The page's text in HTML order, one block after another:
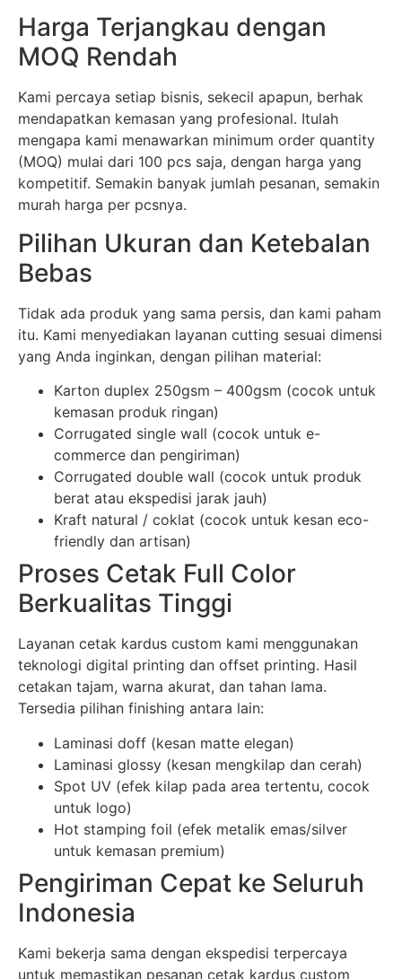
Harga Terjangkau dengan
MOQ Rendah
Kami percaya setiap bisnis, sekecil apapun, berhak
mendapatkan kemasan yang profesional. Itulah
mengapa kami menawarkan minimum order quantity
(MOQ) mulai dari 100 pcs saja, dengan harga yang
kompetitif. Semakin banyak jumlah pesanan, semakin
murah harga per pcsnya.
Pilihan Ukuran dan Ketebalan
Bebas
Tidak ada produk yang sama persis, dan kami paham
itu. Kami menyediakan layanan cutting sesuai dimensi
yang Anda inginkan, dengan pilihan material:
Karton duplex 250gsm – 400gsm (cocok untuk
kemasan produk ringan)
Corrugated single wall (cocok untuk e-
commerce dan pengiriman)
Corrugated double wall (cocok untuk produk
berat atau ekspedisi jarak jauh)
Kraft natural / coklat (cocok untuk kesan eco-
friendly dan artisan)
Proses Cetak Full Color
Berkualitas Tinggi
Layanan cetak kardus custom kami menggunakan
teknologi digital printing dan offset printing. Hasil
cetakan tajam, warna akurat, dan tahan lama.
Tersedia pilihan finishing antara lain:
Laminasi doff (kesan matte elegan)
Laminasi glossy (kesan mengkilap dan cerah)
Spot UV (efek kilap pada area tertentu, cocok
untuk logo)
Hot stamping foil (efek metalik emas/silver
untuk kemasan premium)
Pengiriman Cepat ke Seluruh
Indonesia
Kami bekerja sama dengan ekspedisi terpercaya
untuk memastikan pesanan cetak kardus custom